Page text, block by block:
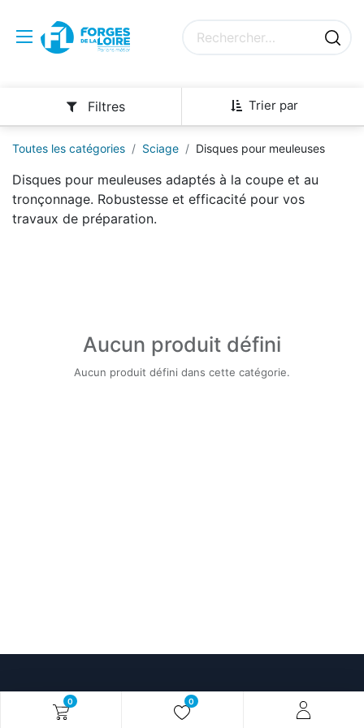
0 0
Trier par
Filtres
Toutes les catégories Sciage Disques pour meuleuses
Disques pour meuleuses adaptés à la coupe et au
tronçonnage. Robustesse et efficacité pour vos
travaux de préparation.
Aucun produit défini
Aucun produit défini dans cette catégorie.